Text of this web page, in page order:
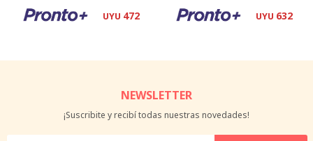
UYU 472 UYU 632
NEWSLETTER
¡Suscribite y recibí todas nuestras novedades!